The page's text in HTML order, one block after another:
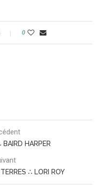
0
HARPER
∴ LORI ROY